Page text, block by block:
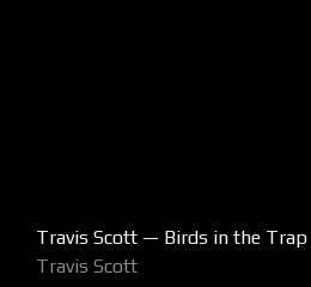
Travis Scott — Birds in the Trap
Travis Scott